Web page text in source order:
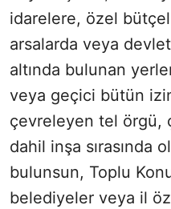
idarelere, özel
arsalarda veya
altında bulunan
veya geçici bütün
çevreleyen tel örgü,
dahil inşa sırasında
bulunsun, Toplu
belediyeler veya il